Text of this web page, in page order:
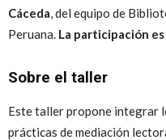
Cáceda , del equipo de
Peruana. La participación
Sobre el taller
Este taller propone integrar
prácticas de mediación